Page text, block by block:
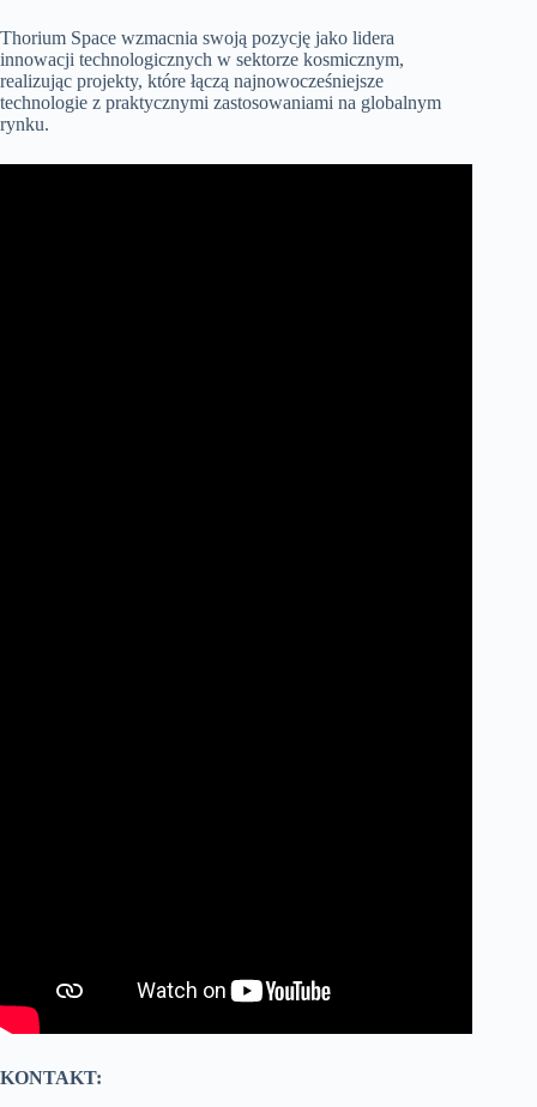
Thorium Space wzmacnia swoją pozycję jako lidera
innowacji technologicznych w sektorze kosmicznym,
realizując projekty, które łączą najnowocześniejsze
technologie z praktycznymi zastosowaniami na globalnym
rynku.
KONTAKT: